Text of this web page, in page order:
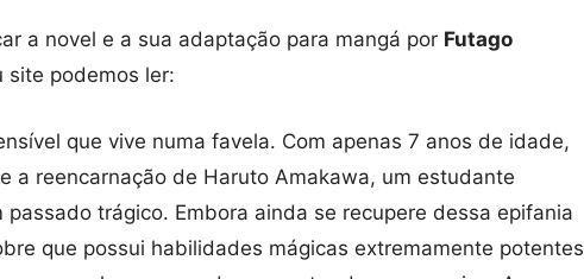
a novel e a sua adaptação para mangá por Futago
site podemos ler:
que vive numa favela. Com apenas 7 anos de idade,
a reencarnação de Haruto Amakawa, um estudante
trágico. Embora ainda se recupere dessa epifania
que possui habilidades mágicas extremamente potentes